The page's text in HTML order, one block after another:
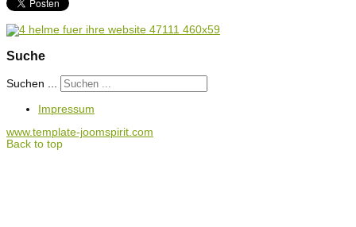
Suche
Suchen ...
Impressum
www.template-joomspirit.com
Back to top